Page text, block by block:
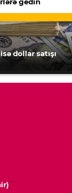
dollar satışı